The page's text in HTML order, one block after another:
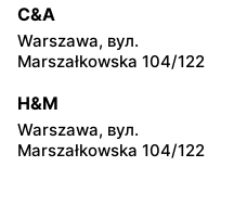
Warszawy 2A
Netto
Kuklińskiego 1
Netto
C&A
Warszawa, вул.
Marszałkowska 104/122
H&M
Warszawa, вул.
Marszałkowska 104/122